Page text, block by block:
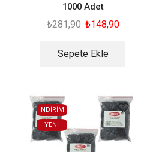
1000 Adet
₺281,90 ₺148,90
Sepete Ekle
İNDİRİM
YENI